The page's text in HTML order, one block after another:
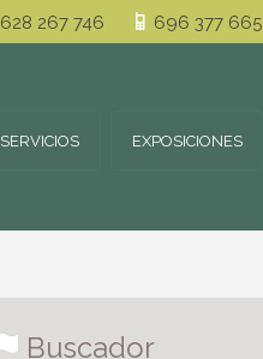
628 267 746 696 377 665
SERVICIOS EXPOSICIONES
Buscador